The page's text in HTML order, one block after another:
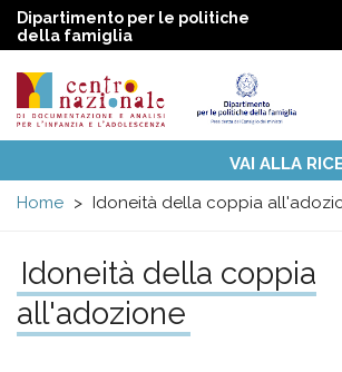
Dipartimento per le politiche
della famiglia
Centro
nazionale
di
menu
Temi
Attività
Convenzione ONUVAI ALLA
Home
Idoneità della coppia
Idoneità della coppia
all'adozione